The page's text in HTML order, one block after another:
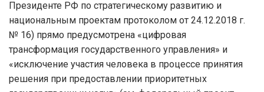
Президенте РФ по стратегическому развитию и
национальным проектам протоколом от 24.12.2018 г.
№ 16) прямо предусмотрена «цифровая
трансформация государственного управления» и
«исключение участия человека в процессе принятия
решения при предоставлении приоритетных